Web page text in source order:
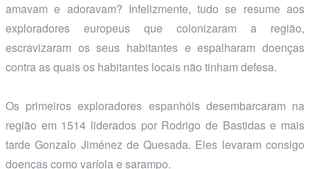
amavam e adoravam? Infelizmente, tudo se resume aos
exploradores europeus que colonizaram a região,
escravizaram os seus habitantes e espalharam doenças
contra as quais os habitantes locais não tinham defesa.
Os primeiros exploradores espanhóis desembarcaram na
região em 1514 liderados por Rodrigo de Bastidas e mais
tarde Gonzalo Jiménez de Quesada. Eles levaram consigo
doenças como varíola e sarampo.